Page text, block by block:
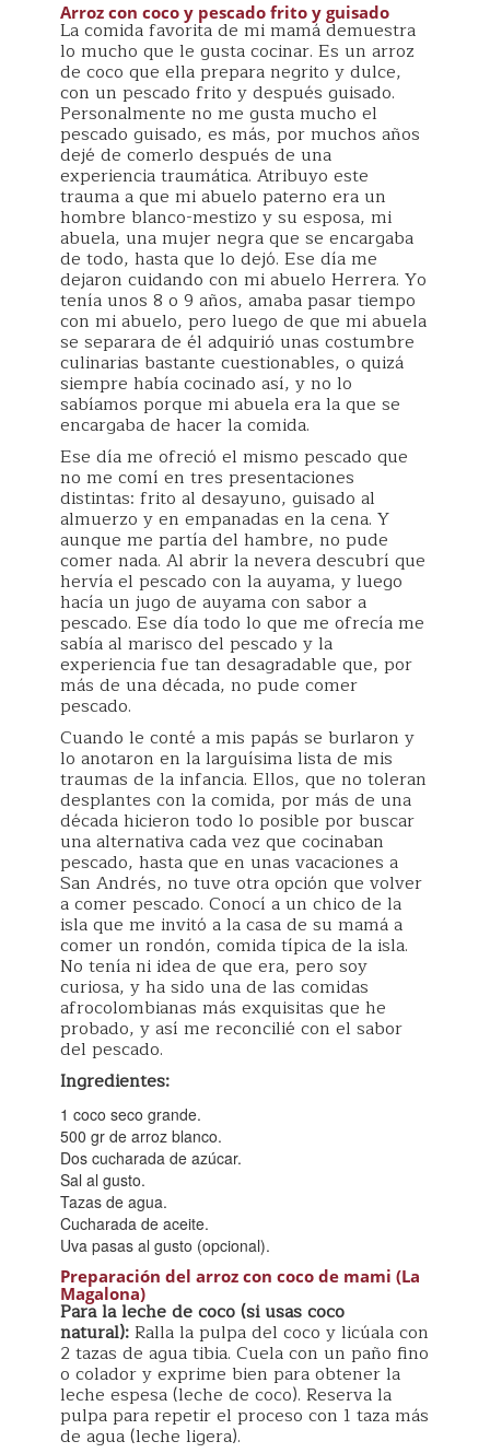
Arroz con coco y pescado frito y guisado
La comida favorita de mi mamá demuestra
lo mucho que le gusta cocinar. Es un arroz
de coco que ella prepara negrito y dulce,
con un pescado frito y después guisado.
Personalmente no me gusta mucho el
pescado guisado, es más, por muchos años
dejé de comerlo después de una
experiencia traumática. Atribuyo este
trauma a que mi abuelo paterno era un
hombre blanco-mestizo y su esposa, mi
abuela, una mujer negra que se encargaba
de todo, hasta que lo dejó. Ese día me
dejaron cuidando con mi abuelo Herrera. Yo
tenía unos 8 o 9 años, amaba pasar tiempo
con mi abuelo, pero luego de que mi abuela
se separara de él adquirió unas costumbre
culinarias bastante cuestionables, o quizá
siempre había cocinado así, y no lo
sabíamos porque mi abuela era la que se
encargaba de hacer la comida.
Ese día me ofreció el mismo pescado que
no me comí en tres presentaciones
distintas: frito al desayuno, guisado al
almuerzo y en empanadas en la cena. Y
aunque me partía del hambre, no pude
comer nada. Al abrir la nevera descubrí que
hervía el pescado con la auyama, y luego
hacía un jugo de auyama con sabor a
pescado. Ese día todo lo que me ofrecía me
sabía al marisco del pescado y la
experiencia fue tan desagradable que, por
más de una década, no pude comer
pescado.
Cuando le conté a mis papás se burlaron y
lo anotaron en la larguísima lista de mis
traumas de la infancia. Ellos, que no toleran
desplantes con la comida, por más de una
década hicieron todo lo posible por buscar
una alternativa cada vez que cocinaban
pescado, hasta que en unas vacaciones a
San Andrés, no tuve otra opción que volver
a comer pescado. Conocí a un chico de la
isla que me invitó a la casa de su mamá a
comer un rondón, comida típica de la isla.
No tenía ni idea de que era, pero soy
curiosa, y ha sido una de las comidas
afrocolombianas más exquisitas que he
probado, y así me reconcilié con el sabor
del pescado.
Ingredientes:
1 coco seco grande.
500 gr de arroz blanco.
Dos cucharada de azúcar.
Sal al gusto.
Tazas de agua.
Cucharada de aceite.
Uva pasas al gusto (opcional).
Preparación del arroz con coco de mami (La
Magalona)
Para la leche de coco (si usas coco
natural):Ralla la pulpa del coco y licúala con
2 tazas de agua tibia. Cuela con un paño fino
o colador y exprime bien para obtener la
leche espesa (leche de coco). Reserva la
pulpa para repetir el proceso con 1 taza más
de agua (leche ligera).